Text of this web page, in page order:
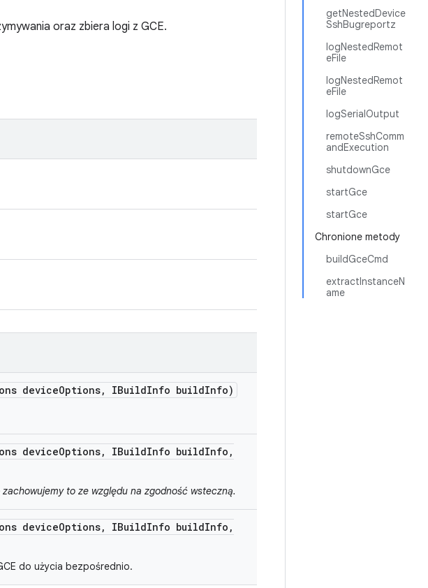
getNestedDevice
SshBugreportz
logNestedRemot
eFile
logNestedRemot
eFile
logSerialOutput
remoteSshComm
andExecution
shutdownGce
startGce
startGce
Chronione metody
buildGceCmd
extractInstanceN
ame
oraz zbiera logi z GCE.
deviceOptions, IBuildInfo buildInfo)
deviceOptions, IBuildInfo buildInfo ,
to ze względu na zgodność wsteczną.
deviceOptions, IBuildInfo buildInfo ,
do użycia bezpośrednio.